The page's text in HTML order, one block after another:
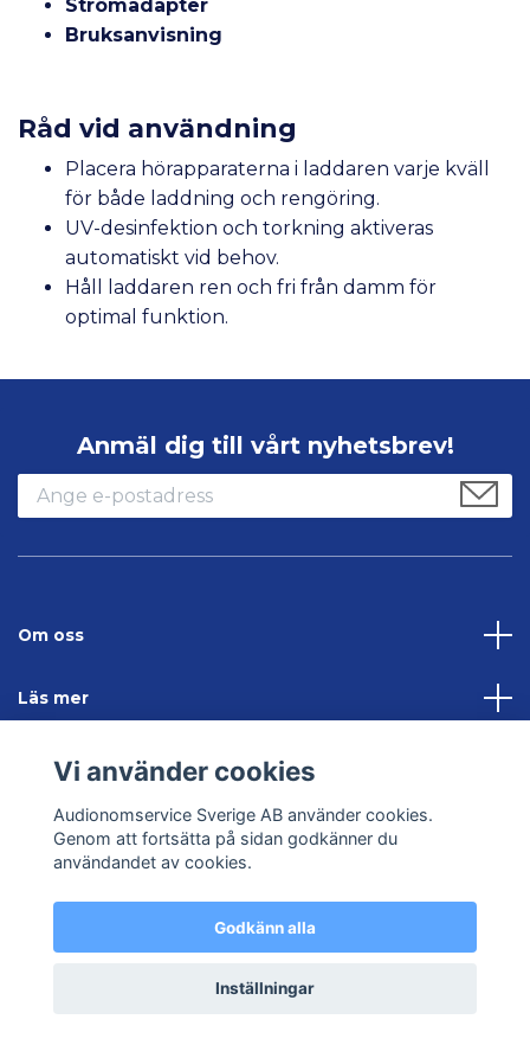
Strömadapter
Bruksanvisning
Råd vid användning
Placera hörapparaterna i laddaren varje kväll
för både laddning och rengöring.
UV-desinfektion och torkning aktiveras
automatiskt vid behov.
Håll laddaren ren och fri från damm för
optimal funktion.
Anmäl dig till vårt nyhetsbrev!
Om oss
Läs mer
Sociala medier
Kontakta oss
© 2026 Audionomservice – Allt inom hörsel
Vi använder cookies
Audionomservice Sverige AB använder cookies.
Genom att fortsätta på sidan godkänner du
användandet av cookies.
Godkänn alla
Inställningar